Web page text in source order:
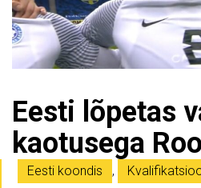
Eesti lõpetas
kaotusega
Eesti koondis ,